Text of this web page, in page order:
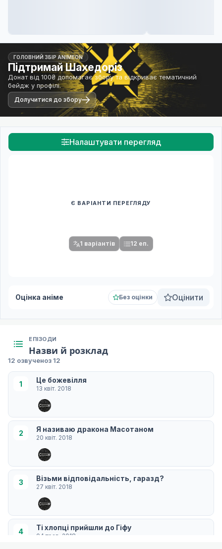
ГОЛОВНИЙ ЗБІР ANIMEON
Підтримай Шахедоріз
Донат від 100₴ допомагає збору та відкриває тематичний
бейдж у профілі.
Долучитися до збору
Налаштувати перегляд
Є ВАРІАНТИ ПЕРЕГЛЯДУ
1 варіантів 12 еп.
Оцінка аніме Без оцінки Оцінити
ЕПІЗОДИ
Назви й розклад
12 озвученоз 12
1 Це божевілля
13 квіт. 2018
2 Я називаю дракона Масотаном
20 квіт. 2018
3 Візьми відповідальність, гаразд?
27 квіт. 2018
4 Ті хлопці прийшли до Гіфу
04 трав. 2018